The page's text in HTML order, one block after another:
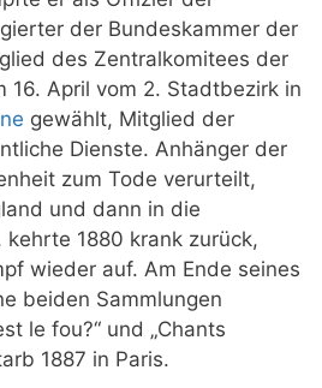
der Bundeskammer der
des Zentralkomitees der
16. April vom 2. Stadtbezirk in
gewählt, Mitglied der
Dienste. Anhänger der
zum Tode verurteilt,
und dann in die
1880 krank zurück,
wieder auf. Am Ende seines
beiden Sammlungen
le fou?“ und „Chants
1887 in Paris.